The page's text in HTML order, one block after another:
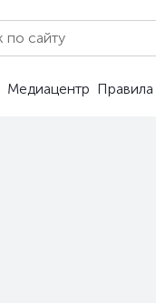
Медиацентр Правила